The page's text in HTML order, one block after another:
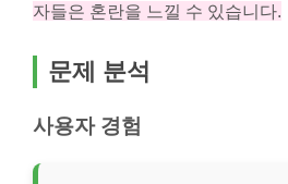
자들은 혼란을 느낄 수 있습니다.
문제 분석
사용자 경험